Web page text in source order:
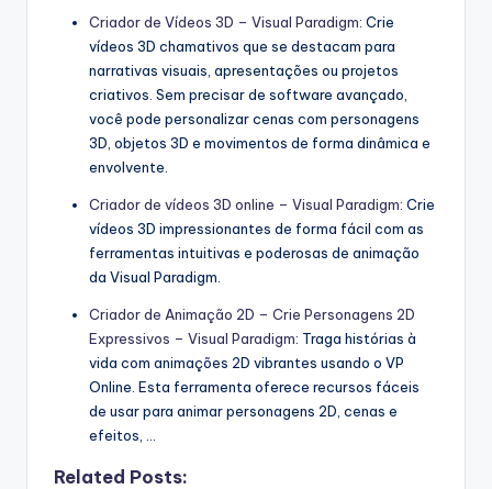
Criador de Vídeos 3D – Visual Paradigm: Crie
vídeos 3D chamativos que se destacam para
narrativas visuais, apresentações ou projetos
criativos. Sem precisar de software avançado,
você pode personalizar cenas com personagens
3D, objetos 3D e movimentos de forma dinâmica e
envolvente.
Criador de vídeos 3D online – Visual Paradigm: Crie
vídeos 3D impressionantes de forma fácil com as
ferramentas intuitivas e poderosas de animação
da Visual Paradigm.
Criador de Animação 2D – Crie Personagens 2D
Expressivos – Visual Paradigm: Traga histórias à
vida com animações 2D vibrantes usando o VP
Online. Esta ferramenta oferece recursos fáceis
de usar para animar personagens 2D, cenas e
efeitos, …
Related Posts: